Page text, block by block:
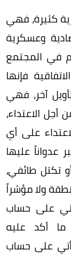
كثيرة، فهي
وعسكرية
في المجتمع
فإنها
آخر، فهي
الاعتداء،
على أي
عدواناً عليها
تكتل طائفي،
ولا مؤشراً
على حساب
ما أكد عليه
على حساب